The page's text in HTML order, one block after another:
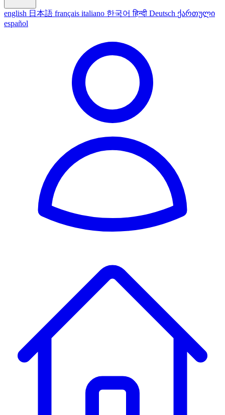
english 日本語 français italiano 한국어हिन्दी Deutsch ქართული
español